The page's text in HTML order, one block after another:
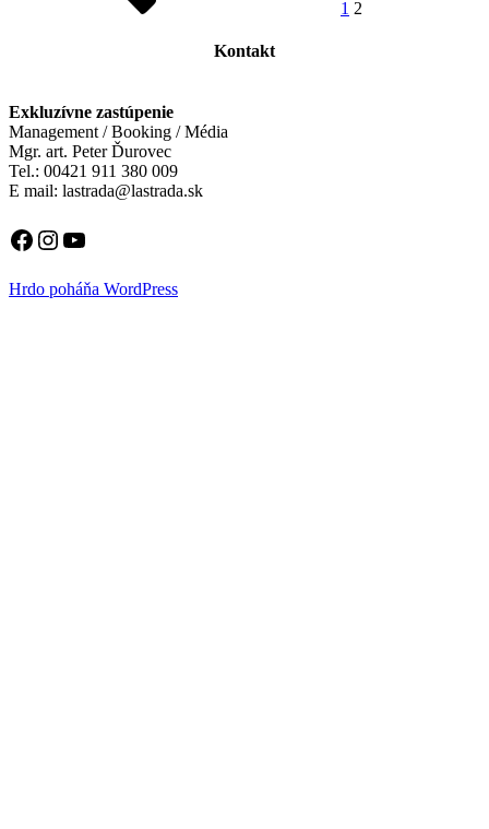
1 2
Kontakt
Exkluzívne zastúpenie
Management / Booking / Média
Mgr. art. Peter Ďurovec
Tel.: 00421 911 380 009
E mail: lastrada@lastrada.sk
Facebook
Instagram
YouTube
Hrdo poháňa WordPress